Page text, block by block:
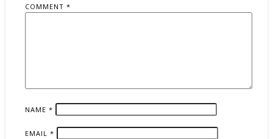
COMMENT *
NAME *
EMAIL *